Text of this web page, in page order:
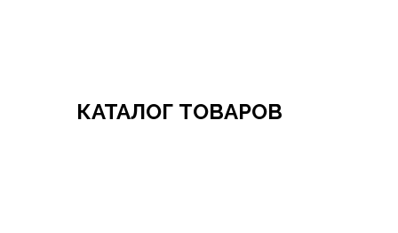
КАТАЛОГ ТОВАРОВ